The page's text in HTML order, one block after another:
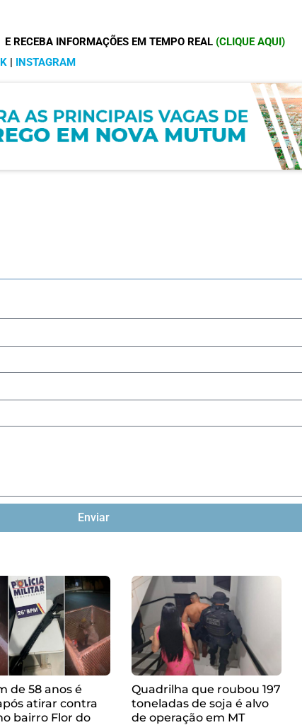
E RECEBA INFORMAÇÕES EM TEMPO REAL (CLIQUE AQUI)
| INSTAGRAM
Enviar
de 58 anos é
atirar contra
bairro Flor do
Quadrilha que roubou 197
toneladas de soja é alvo
de operação em MT